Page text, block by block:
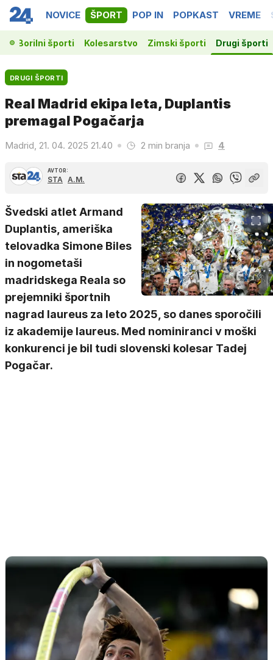
NOVICE ŠPORT POP IN POPKAST VREME
Borilni športi Kolesarstvo Zimski športi Drugi športi
DRUGI ŠPORTI
Real Madrid ekipa leta, Duplantis
premagal Pogačarja
Madrid, 21. 04. 2025 21.40 2 min branja 4
AVTOR:
STA A.M.
Švedski atlet Armand
Duplantis, ameriška
telovadka Simone Biles
in nogometaši
madridskega Reala so
prejemniki športnih
nagrad laureus za leto 2025, so danes sporočili
iz akademije laureus. Med nominiranci v moški
konkurenci je bil tudi slovenski kolesar Tadej
Pogačar.